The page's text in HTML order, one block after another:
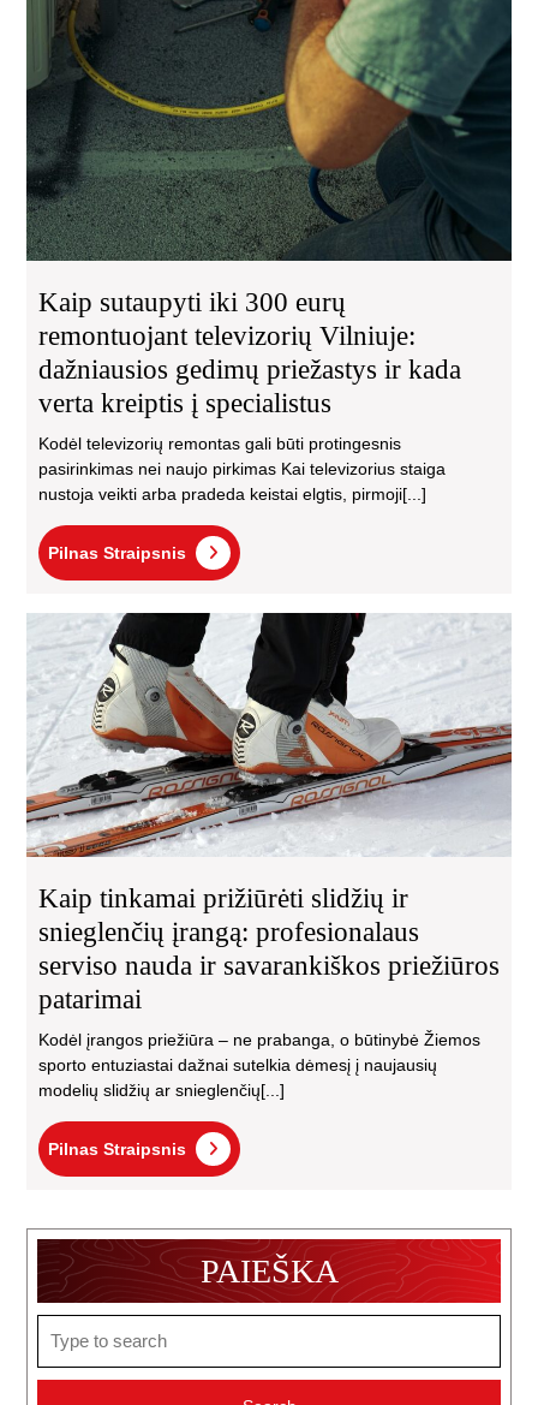
Kaip sutaupyti iki 300 eurų
remontuojant televizorių Vilniuje:
dažniausios gedimų priežastys ir kada
verta kreiptis į specialistus
Kodėl televizorių remontas gali būti protingesnis
pasirinkimas nei naujo pirkimas Kai televizorius staiga
nustoja veikti arba pradeda keistai elgtis, pirmoji[...]
Pilnas Straipsnis
Pilnas
Straipsnis
ir
Kaip tinkamai prižiūrėti slidžių ir
snieglenčių įrangą: profesionalaus
serviso nauda ir savarankiškos priežiūros
patarimai
Kodėl įrangos priežiūra – ne prabanga, o būtinybė Žiemos
sporto entuziastai dažnai sutelkia dėmesį į naujausių
modelių slidžių ar snieglenčių[...]
Pilnas Straipsnis
Pilnas
Straipsnis
PAIEŠKA
for: